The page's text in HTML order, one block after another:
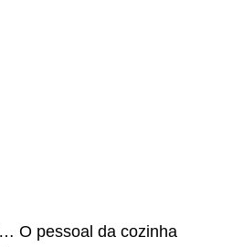
O pessoal da cozinha